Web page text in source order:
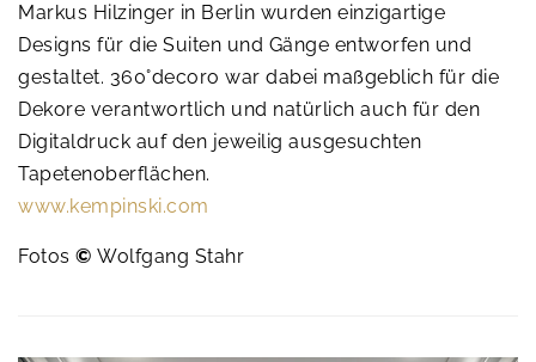
Markus Hilzinger in Berlin wurden einzigartige
Designs für die Suiten und Gänge entworfen und
gestaltet. 360°decoro war dabei maßgeblich für die
Dekore verantwortlich und natürlich auch für den
Digitaldruck auf den jeweilig ausgesuchten
Tapetenoberflächen.
www.kempinski.com
Fotos © Wolfgang Stahr